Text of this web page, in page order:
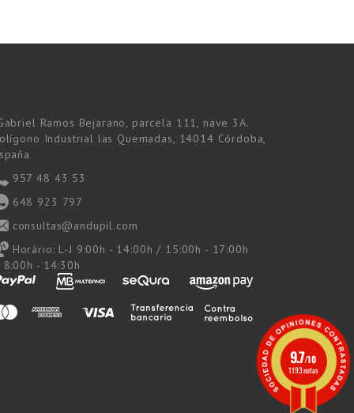
Ramos Bejarano, parcela 111, nave 3A.
Industrial las Quemadas, 14014 Córdoba,
957 48 43 53
648 923 797
consultas@andupil.com
Horário: L-J 9:00h - 14:00h / 15:00h - 17:00h
8:00h - 14:30h
9.7/10
1193 notas